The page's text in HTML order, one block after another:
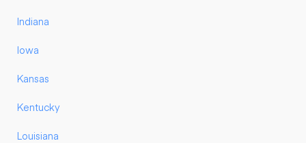
Indiana
Iowa
Kansas
Kentucky
Louisiana